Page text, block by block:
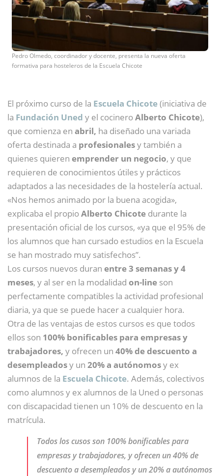
Pedro Olmedo, coordinador y docente, presenta la nueva oferta
formativa para hosteleros de la Escuela Chicote
El próximo curso de la Escuela Chicote(iniciativa de
la Fundación Uned y el cocineroAlberto Chicote),
que comienza en abril, ha diseñado una variada
oferta destinada a profesionalesy también a
quienes quieren emprender un negocio, y que
requieren de conocimientos útiles y prácticos
adaptados a las necesidades de la hostelería actual.
«Nos hemos animado por la buena acogida»,
explicaba el propioAlberto Chicote durante la
presentación oficial de los cursos, «ya que el 95% de
los alumnos que han cursado estudios en la Escuela
se han mostrado muy satisfechos”.
Los cursos nuevos duran entre 3 semanas y 4
meses, y al ser en la modalidad on-line son
perfectamente compatibles la actividad profesional
diaria, ya que se puede hacer a cualquier hora.
Otra de las ventajas de estos cursos es que todos
ellos son 100% bonificables para empresas y
trabajadores, y ofrecen un 40% de descuento a
desempleadosy un 20% a autónomosy ex
alumnos de la Escuela Chicote. Además, colectivos
como alumnos y ex alumnos de la Uned o personas
con discapacidad tienen un 10% de descuento en la
matrícula.
Todos los cusos son 100% bonificables para
empresas y trabajadores, y ofrecen un 40% de
descuento a desempleados y un 20% a autónomos